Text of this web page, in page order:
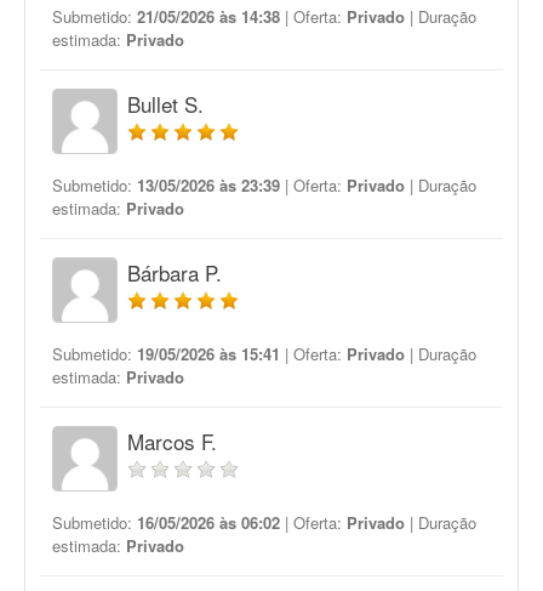
Submetido: 21/05/2026 às 14:38 | Oferta: Privado | Duração
estimada: Privado
Bullet S.
Submetido: 13/05/2026 às 23:39 | Oferta: Privado | Duração
estimada: Privado
Bárbara P.
Submetido: 19/05/2026 às 15:41 | Oferta: Privado | Duração
estimada: Privado
Marcos F.
Submetido: 16/05/2026 às 06:02 | Oferta: Privado | Duração
estimada: Privado